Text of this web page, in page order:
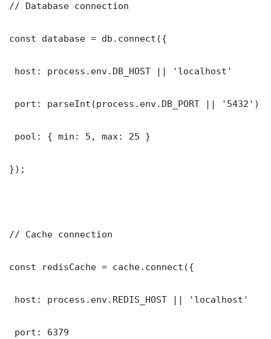
// Database connection
const database = db.connect({
host: process.env.DB_HOST || 'localhost'
port: parseInt(process.env.DB_PORT || '5432')
pool: { min: 5, max: 25 }
});
// Cache connection
const redisCache = cache.connect({
host: process.env.REDIS_HOST || 'localhost'
port: 6379